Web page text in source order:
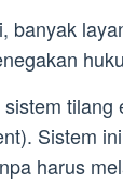
banyak
tilang
Sistem
harus